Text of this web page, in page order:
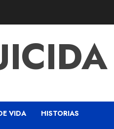
VIDA HISTORIAS